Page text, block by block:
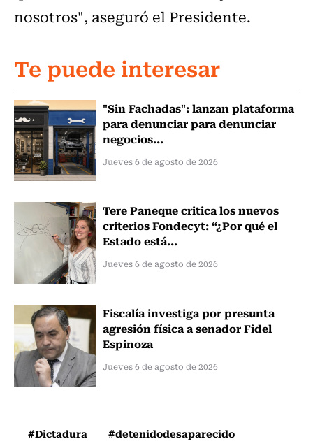
nosotros", aseguró el Presidente.
Te puede interesar
"Sin Fachadas": lanzan plataforma
para denunciar para denunciar
negocios...
Jueves 6 de agosto de 2026
Tere Paneque critica los nuevos
criterios Fondecyt: “¿Por qué el
Estado está...
Jueves 6 de agosto de 2026
Fiscalía investiga por presunta
agresión física a senador Fidel
Espinoza
Jueves 6 de agosto de 2026
#Dictadura #detenidodesaparecido